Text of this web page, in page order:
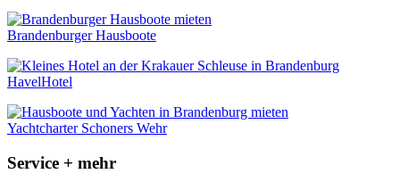
Brandenburger Hausboote
HavelHotel
Yachtcharter Schoners Wehr
Service + mehr